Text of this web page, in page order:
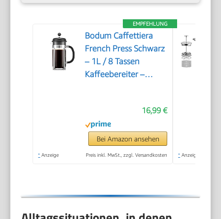
EMPFEHLUNG
Bodum Caffettiera
French Press Schwarz
– 1L / 8 Tassen
Kaffeebereiter –
spülmaschinenfest –
Hergestellt in
Portugal
16,99 €
Bei Amazon ansehen
* Anzeige Preis inkl. MwSt., zzgl. Versandkosten * Anzeige